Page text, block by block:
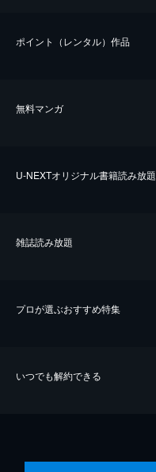
ポイント（レンタル）作品
無料マンガ
U-NEXTオリジナル書籍読み放題
雑誌読み放題
プロが選ぶおすすめ特集
いつでも解約できる